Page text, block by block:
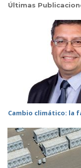
Últimas
Cambio climático: la